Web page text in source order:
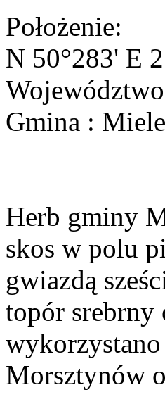
Położenie:
N 50°283' E
Gmina :
Herb gminy
skos w polu
gwiazdą
topór srebrny
Morsztynów